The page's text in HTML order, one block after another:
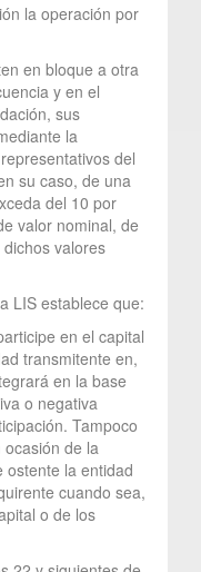
la operación por
en bloque a otra
y en el
sus
la
del
su caso, de una
del 10 por
valor nominal, de
valores
LIS establece que:
en el capital
transmitente en,
en la base
o negativa
Tampoco
de la
ostente la entidad
cuando sea,
o de los